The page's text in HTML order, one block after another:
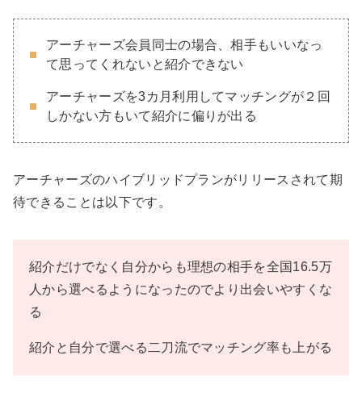
アーチャーズ会員同士の場合、相手もいいなっ
て思ってくれないと紹介できない
アーチャーズを3カ月利用してマッチングが２回
しかない方もいて紹介に偏りが出る
アーチャーズのハイブリッドプランがリリースされて期
待できることは以下です。
紹介だけでなく自分からも理想の相手を全国16.5万
人から選べるようになったのでより出会いやすくな
る
紹介と自分で選べる二刀流でマッチング率も上がる